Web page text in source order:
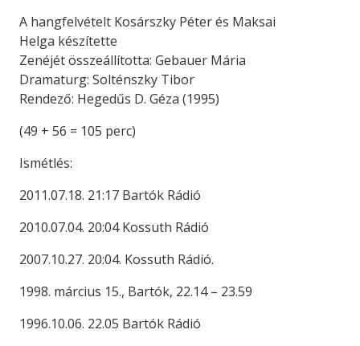
A hangfelvételt Kosárszky Péter és Maksai
Helga készítette
Zenéjét összeállította: Gebauer Mária
Dramaturg: Solténszky Tibor
Rendező: Hegedűs D. Géza (1995)
(49 + 56 = 105 perc)
Ismétlés:
2011.07.18. 21:17 Bartók Rádió
2010.07.04. 20:04 Kossuth Rádió
2007.10.27. 20:04. Kossuth Rádió.
1998. március 15., Bartók, 22.14 – 23.59
1996.10.06. 22.05 Bartók Rádió